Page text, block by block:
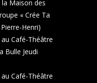
la Maison des
« Crée Ta
Henri)
Café-Théâtre
Bulle Jeudi
Café-Théâtre